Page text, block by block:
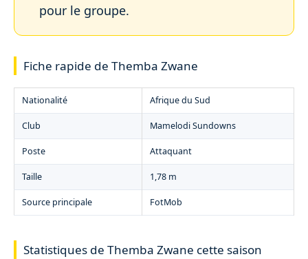
pour le groupe.
Fiche rapide de Themba Zwane
Nationalité Afrique du Sud
Club Mamelodi Sundowns
Poste Attaquant
Taille 1,78 m
Source principale FotMob
Statistiques de Themba Zwane cette saison